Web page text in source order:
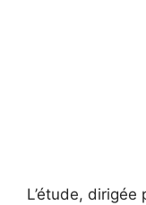
L’étude, dirigée